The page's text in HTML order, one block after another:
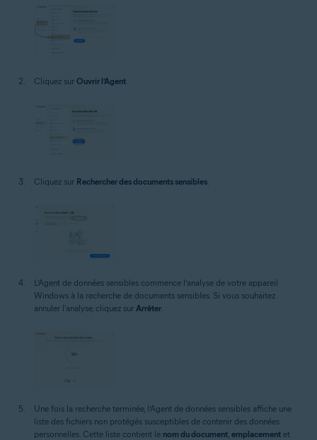
Cliquez sur Ouvrir l’Agent.
Cliquez sur Rechercher des documents sensibles.
L’Agent de données sensibles commence l’analyse de votre appareil
Windows à la recherche de documents sensibles. Si vous souhaitez
annuler l'analyse, cliquez sur Arrêter
Une fois la recherche terminée, l’Agent de données sensibles affiche une
liste des fichiers non protégés susceptibles de contenir des données
personnelles. Cette liste contient le nom du document emplacement et